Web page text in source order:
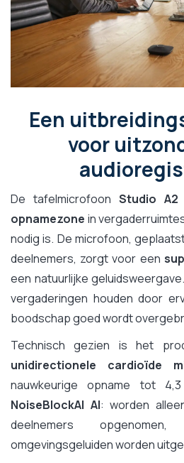
Een
voor
De tafelmicrofoonStudio A2
opnamezone in
nodig is. De microfoon,
deelnemers, zorgt voor een
een natuurlijke
vergaderingen houden door
boodschap goed wordt
Technisch gezien is het
unidirectionele cardioïde
nauwkeurige opname tot
NoiseBlockAI AI: worden
deelnemers
omgevingsgeluiden worden